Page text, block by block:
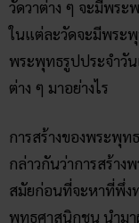
วัดวาต่าง ๆ จะมีพร
ในแต่ละวัดจะมีพระพุ
พระพุทธรูปประจำวั
ต่าง ๆ มาอย่างไร
การสร้างของพระพุ
กล่าวกันว่าการสร้าง
สมัยก่อนที่จะหาที่พึ่ง
พุทธศาสนิกชน นำม